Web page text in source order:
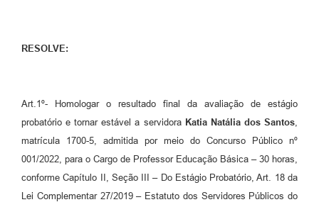
RESOLVE:
Art.1º- Homologar o resultado final da avaliação de estágio
probatório e tornar estável a servidora Katia Natália dos Santos,
matrícula 1700-5, admitida por meio do Concurso Público nº
001/2022, para o Cargo de Professor Educação Básica – 30 horas,
conforme Capítulo II, Seção III – Do Estágio Probatório, Art. 18 da
Lei Complementar 27/2019 – Estatuto dos Servidores Públicos do